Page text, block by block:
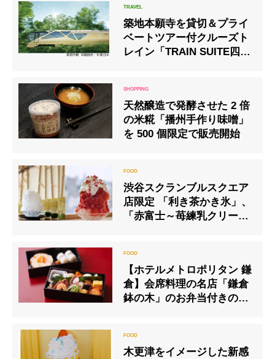
築地本願寺を貸切＆プライ
ベートツアー付クルーズト
レイン「TRAIN SUITE四季
天然醸造で発酵させた 2 倍
の米糀「播州手作り味噌」
を 500 個限定で販売開始
渋谷スクランブルスクエア
店限定 「利き茶かき氷」、
「赤富士～苺練乳クリーム
【ホテルメトロポリタン 鎌
倉】会席料理の名店「鎌倉
鉢の木」のお弁当付きの宿
木更津をイメージした新感